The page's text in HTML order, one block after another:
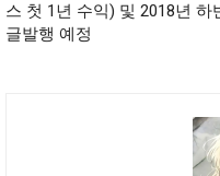
스 첫 1년 수익) 및 2018년 하
글발행 예정